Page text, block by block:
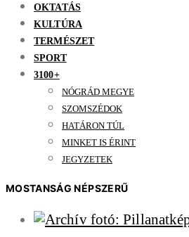
OKTATÁS
KULTÚRA
TERMÉSZET
SPORT
3100+
NÓGRÁD MEGYE
SZOMSZÉDOK
HATÁRON TÚL
MINKET IS ÉRINT
JEGYZETEK
MOSTANSÁG NÉPSZERŰ